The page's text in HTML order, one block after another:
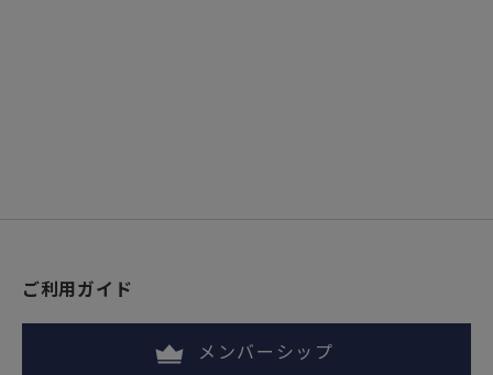
ご利用ガイド
メンバーシップ